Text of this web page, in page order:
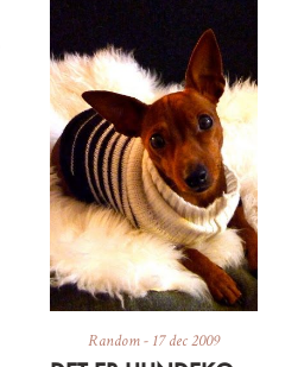
Random- 17 dec 2009